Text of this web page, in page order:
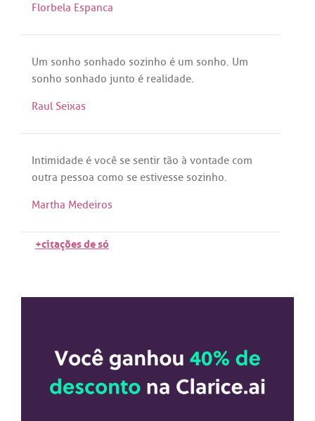
Florbela Espanca
Um sonho sonhado sozinho é um sonho. Um
sonho sonhado junto é realidade.
Raul Seixas
Intimidade é você se sentir tão à vontade com
outra pessoa como se estivesse sozinho.
Martha Medeiros
+citações de só